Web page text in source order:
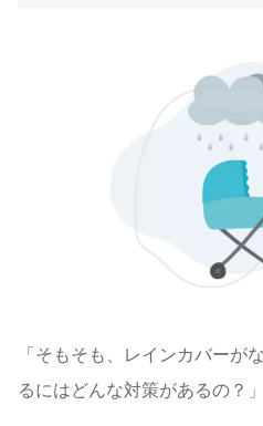
「そもそも、レインカバーが
るにはどんな対策があるの？」